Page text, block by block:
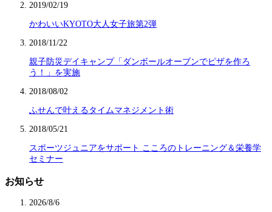
2019/02/19
かわいいKYOTO大人女子旅第2弾
2018/11/22
親子防災デイキャンプ「ダンボールオーブンでピザを作ろ
う！」を実施
2018/08/02
ふせんで叶えるタイムマネジメント術
2018/05/21
スポーツジュニアをサポート こころのトレーニング＆栄養学
セミナー
お知らせ
2026/8/6